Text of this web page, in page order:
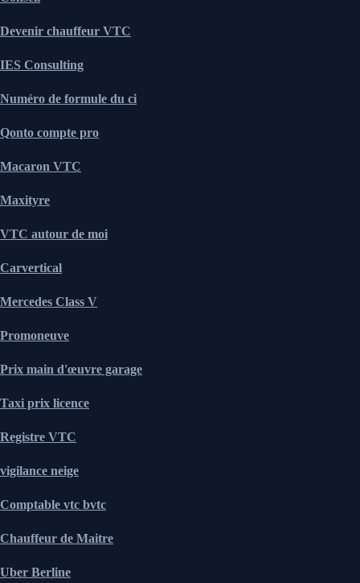
Devenir chauffeur VTC
IES Consulting
Numéro de formule du ci
Qonto compte pro
Macaron VTC
Maxityre
VTC autour de moi
Carvertical
Mercedes Class V
Promoneuve
Prix main d'œuvre garage
Taxi prix licence
Registre VTC
vigilance neige
Comptable vtc bvtc
Chauffeur de Maitre
Uber Berline